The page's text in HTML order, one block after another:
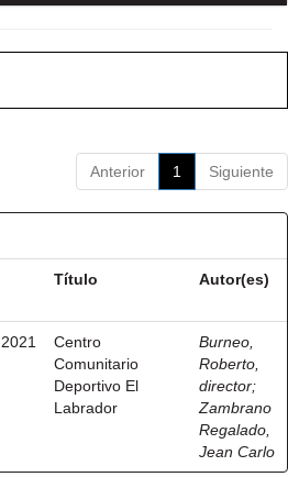
Anterior 1 Siguiente
Título Autor(es)
2021
Centro
Comunitario
Deportivo El
Labrador
Burneo,
Roberto,
director;
Zambrano
Regalado,
Jean Carlo